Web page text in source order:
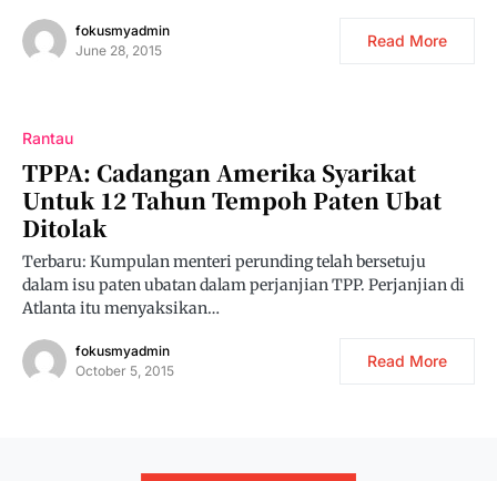
fokusmyadmin
June 28, 2015
Read More
Rantau
TPPA: Cadangan Amerika Syarikat
Untuk 12 Tahun Tempoh Paten Ubat
Ditolak
Terbaru: Kumpulan menteri perunding telah bersetuju
dalam isu paten ubatan dalam perjanjian TPP. Perjanjian di
Atlanta itu menyaksikan…
fokusmyadmin
October 5, 2015
Read More